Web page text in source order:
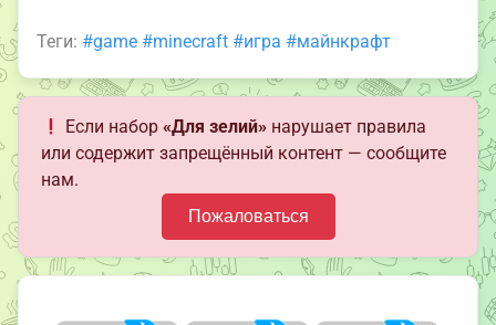
Теги: #game #minecraft #игра #майнкрафт
Если набор«Для зелий» нарушает правила
или содержит запрещённый контент — сообщите
нам.
Пожаловаться